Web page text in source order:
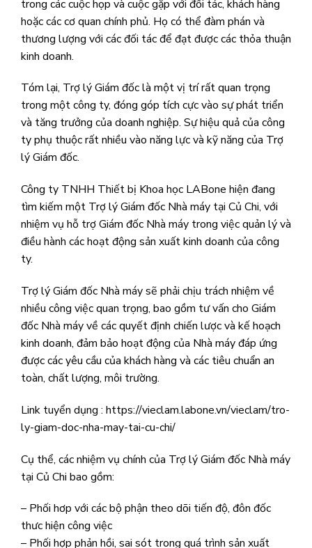
trong các cuộc họp và cuộc gặp với đối tác, khách hàng
hoặc các cơ quan chính phủ. Họ có thể đàm phán và
thương lượng với các đối tác để đạt được các thỏa thuận
kinh doanh.
Tóm lại, Trợ lý Giám đốc là một vị trí rất quan trọng
trong một công ty, đóng góp tích cực vào sự phát triển
và tăng trưởng của doanh nghiệp. Sự hiệu quả của công
ty phụ thuộc rất nhiều vào năng lực và kỹ năng của Trợ
lý Giám đốc.
Công ty TNHH Thiết bị Khoa học LABone hiện đang
tìm kiếm một Trợ lý Giám đốc Nhà máy tại Củ Chi, với
nhiệm vụ hỗ trợ Giám đốc Nhà máy trong việc quản lý và
điều hành các hoạt động sản xuất kinh doanh của công
ty.
Trợ lý Giám đốc Nhà máy sẽ phải chịu trách nhiệm về
nhiều công việc quan trọng, bao gồm tư vấn cho Giám
đốc Nhà máy về các quyết định chiến lược và kế hoạch
kinh doanh, đảm bảo hoạt động của Nhà máy đáp ứng
được các yêu cầu của khách hàng và các tiêu chuẩn an
toàn, chất lượng, môi trường.
Link tuyển dụng : https://vieclam.labone.vn/vieclam/tro-
ly-giam-doc-nha-may-tai-cu-chi/
Cụ thể, các nhiệm vụ chính của Trợ lý Giám đốc Nhà máy
tại Củ Chi bao gồm:
– Phối hơp với các bộ phận theo dõi tiến độ, đôn đốc
thưc hiện công việc
– Phối hợp phản hồi, sai sót trong quá trình sản xuất